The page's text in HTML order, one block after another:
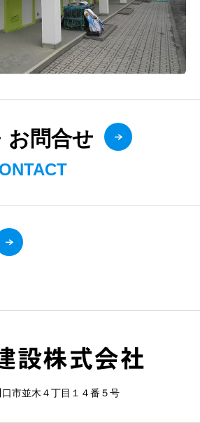
お問合せ
市並木４丁目１４番５号